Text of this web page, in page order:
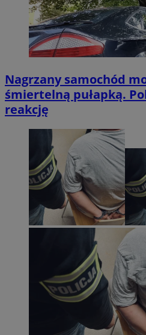
Nagrzany samochód
śmiertelną pułapką.
reakcję